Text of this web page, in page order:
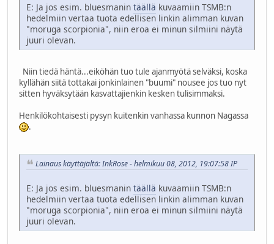
E: Ja jos esim. bluesmanin täällä kuvaamiin TSMB:n
hedelmiin vertaa tuota edellisen linkin alimman kuvan
"moruga scorpionia", niin eroa ei minun silmiini näytä
juuri olevan.
Niin tiedä häntä...eiköhän tuo tule ajanmyötä selväksi, koska
kyllähän siitä tottakai jonkinlainen "buumi" nousee jos tuo nyt
sitten hyväksytään kasvattajienkin kesken tulisimmaksi.
Henkilökohtaisesti pysyn kuitenkin vanhassa kunnon Nagassa
.
Lainaus käyttäjältä: InkRose - helmikuu 08, 2012, 19:07:58 IP
E: Ja jos esim. bluesmanin täällä kuvaamiin TSMB:n
hedelmiin vertaa tuota edellisen linkin alimman kuvan
"moruga scorpionia", niin eroa ei minun silmiini näytä
juuri olevan.